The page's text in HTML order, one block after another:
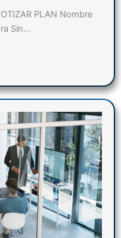
PLAN Nombre
Sin…